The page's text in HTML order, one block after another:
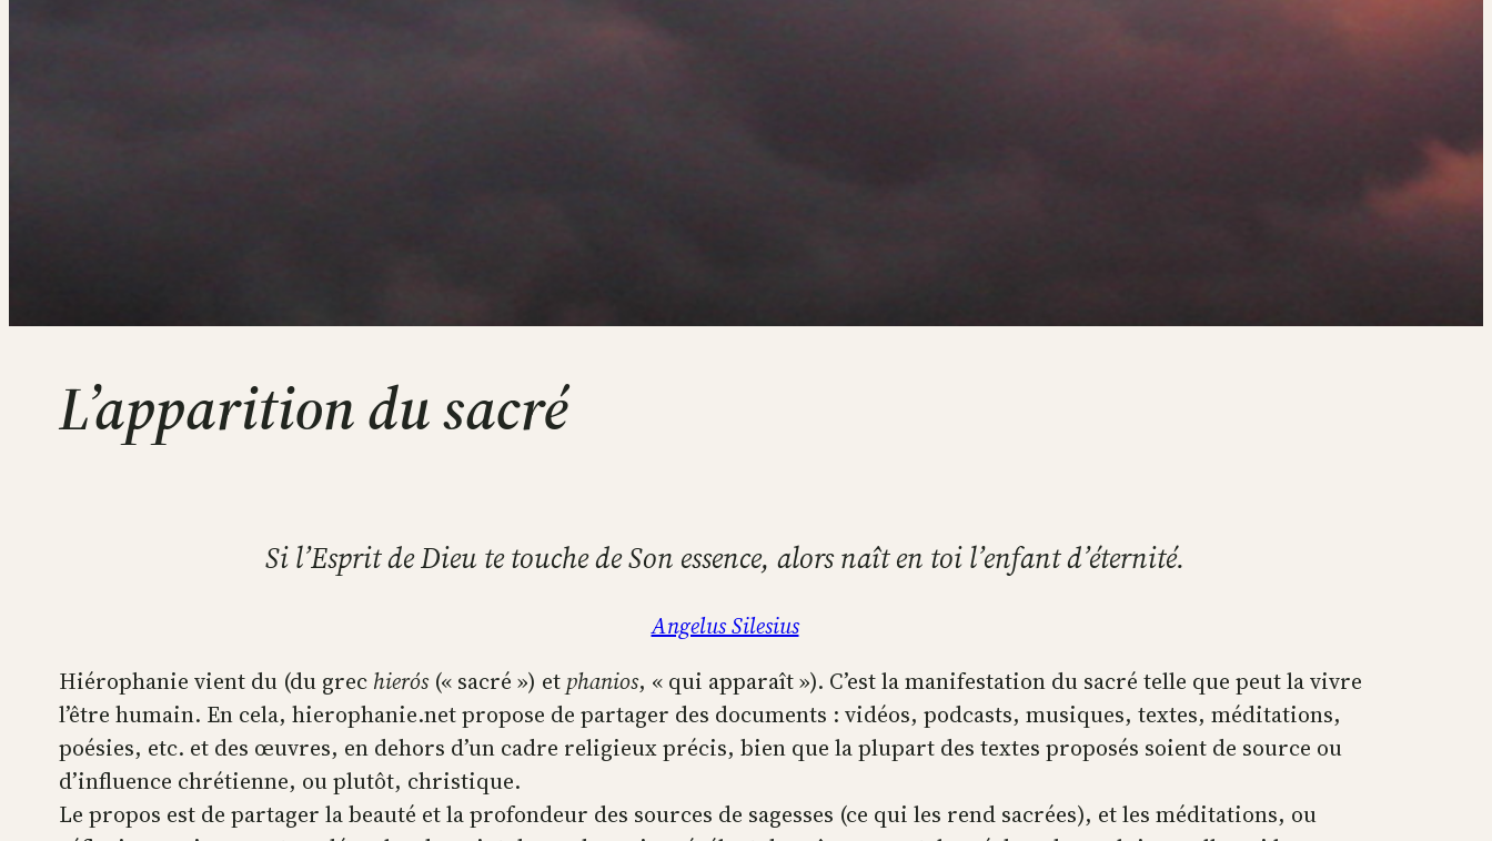
L’apparition du sacré
Si l’Esprit de Dieu te touche de Son essence, alors naît en toi l’enfant d’éternité.
Angelus Silesius
Hiérophanie vient du (du grec hierós(« sacré ») et phanios, « qui apparaît »). C’est la manifestation du sacré telle que peut la vivre
l’être humain. En cela, hierophanie.net propose de partager des documents : vidéos, podcasts, musiques, textes, méditations,
poésies, etc. et des œuvres, en dehors d’un cadre religieux précis, bien que la plupart des textes proposés soient de source ou
d’influence chrétienne, ou plutôt, christique.
Le propos est de partager la beauté et la profondeur des sources de sagesses (ce qui les rend sacrées), et les méditations, ou